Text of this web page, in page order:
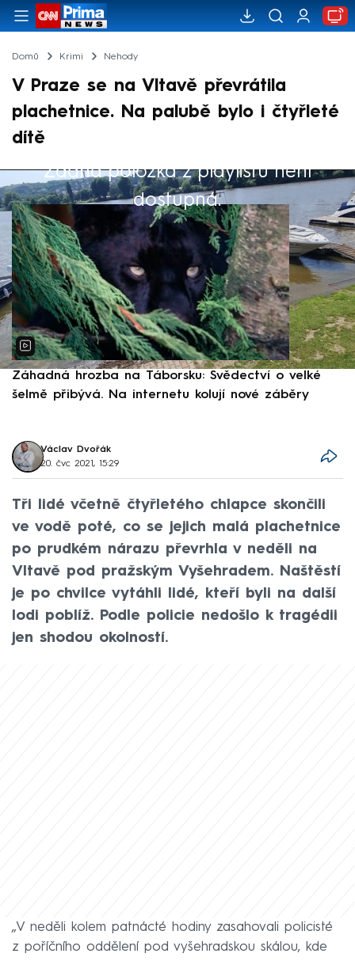
Domů Krimi Nehody
V Praze se na Vltavě převrátila
plachetnice. Na palubě bylo i čtyřleté
dítě
Žádná položka z playlistu není
dostupná.
Výběr redakce
Záhadná hrozba na Táborsku: Svědectví o velké
šelmě přibývá. Na internetu kolují nové záběry
Václav Dvořák
20. čvc 2021, 15:29
Tři lidé včetně čtyřletého chlapce skončili
ve vodě poté, co se jejich malá plachetnice
po prudkém nárazu převrhla v neděli na
Vltavě pod pražským Vyšehradem. Naštěstí
je po chvilce vytáhli lidé, kteří byli na další
lodi poblíž. Podle policie nedošlo k tragédii
jen shodou okolností.
„V neděli kolem patnácté hodiny zasahovali policisté
z poříčního oddělení pod vyšehradskou skálou, kde